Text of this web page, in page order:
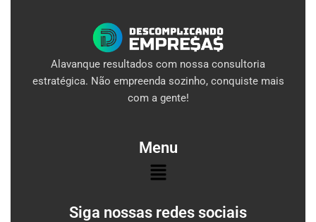
Alavanque resultados com nossa consultoria
estratégica. Não empreenda sozinho, conquiste mais
com a gente!
Menu
Menu
Siga nossas redes sociais